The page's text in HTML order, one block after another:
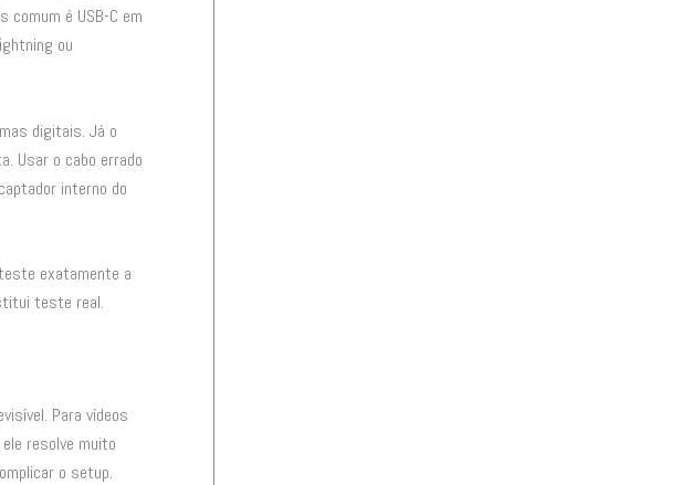
comum é USB-C em
ou
digitais. Já o
Usar o cabo errado
interno do
exatamente a
teste real.
Para vídeos
resolve muito
o setup.